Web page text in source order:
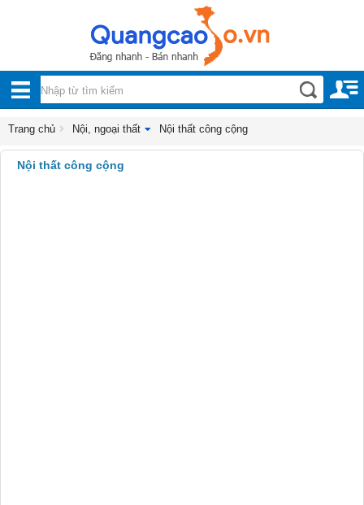
BỘ
DANH
MỤC
Nội, ngoại thất
Điện thoại, Viễn thông
Dịch vụ
Trang chủ Nội, ngoại thất Nội thất công cộng
Nội thất công cộng